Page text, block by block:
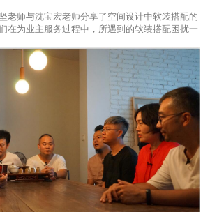
老师与沈宝宏老师分享了空间设计中软装搭配的
在为业主服务过程中，所遇到的软装搭配困扰一